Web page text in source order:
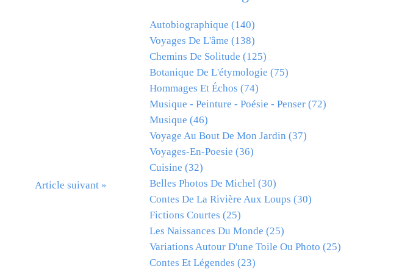
Article suivant »
Autobiographique (140)
Voyages De L'âme (138)
Chemins De Solitude (125)
Botanique De L'étymologie (75)
Hommages Et Échos (74)
Musique - Peinture - Poésie - Penser (72)
Musique (46)
Voyage Au Bout De Mon Jardin (37)
Voyages-En-Poesie (36)
Cuisine (32)
Belles Photos De Michel (30)
Contes De La Rivière Aux Loups (30)
Fictions Courtes (25)
Les Naissances Du Monde (25)
Variations Autour D'une Toile Ou Photo (25)
Contes Et Légendes (23)